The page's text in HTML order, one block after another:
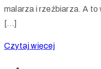
malarza i rzeźbiarza. A
[…]
Czytaj więcej